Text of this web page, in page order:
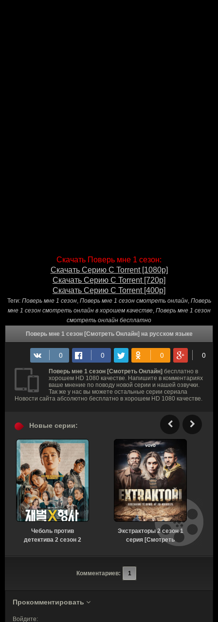
Скачать Поверь мне 1 сезон:
Скачать Серию С Torrent [1080p]
Скачать Серию С Torrent [720p]
Скачать Серию С Torrent [400p]
Теги: Поверь мне 1 сезон, Поверь мне 1 сезон смотреть онлайн, Поверь
мне 1 сезон смотреть онлайн в хорошем качестве, Поверь мне 1 сезон
смотреть онлайн бесплатно
Поверь мне 1 сезон [Смотреть Онлайн] на русском языке
Поверь мне 1 сезон [Смотреть Онлайн] бесплатно в
хорошем HD 1080 качестве. Напишите в комментариях
ваше мнение по поводу новой серии и нашей озвучки.
Так же у нас вы можете остальные серии сериала
Новости сайта абсолютно бесплатно в хорошем HD 1080 качестве.
Новые серии:
Чеболь против
детектива 2 сезон 2
Онлайн]
Экстракторы 2 сезон 1
серия [Смотреть
Комментариев: 1
Прокомментировать
Войдите: